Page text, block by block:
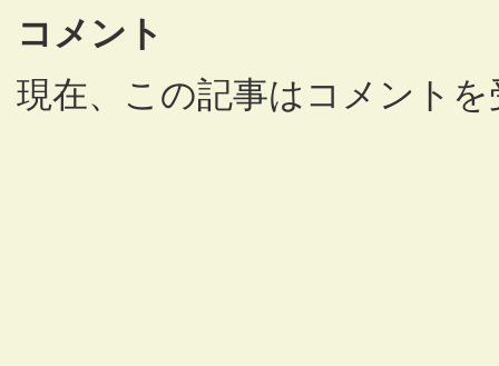
コメント
現在、この記事はコメント